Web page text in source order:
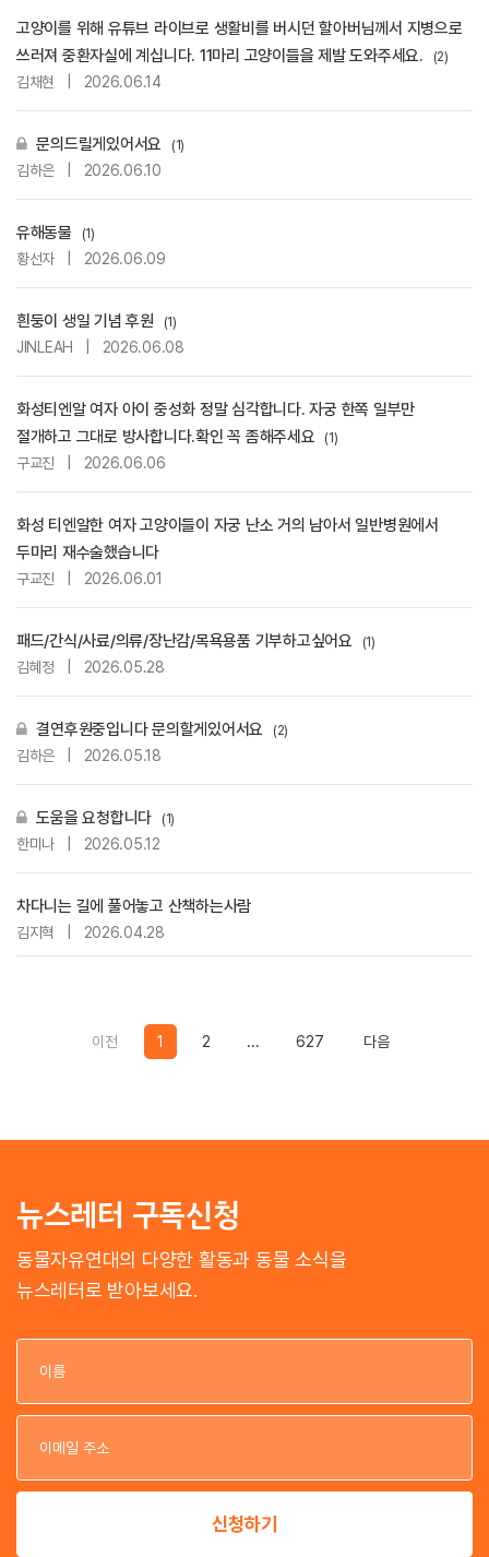
고양이를 위해 유튜브 라이브로 생활비를 버시던 할아버님께서 지병으로
쓰러져 중환자실에 계십니다. 11마리 고양이들을 제발 도와주세요.
(2)
김채현 2026.06.14
문의드릴게있어서요 (1)
김하은 2026.06.10
유해동물 (1)
황선자 2026.06.09
흰둥이 생일 기념 후원 (1)
JINLEAH 2026.06.08
화성티엔알 여자 아이 중성화 정말 심각합니다. 자궁 한쪽 일부만
절개하고 그대로 방사합니다.확인 꼭 좀해주세요
(1)
구교진 2026.06.06
화성 티엔알한 여자 고양이들이 자궁 난소 거의 남아서 일반병원에서
두마리 재수술했습니다
구교진 2026.06.01
패드/간식/사료/의류/장난감/목욕용품 기부하고싶어요 (1)
김혜정 2026.05.28
결연후원중입니다 문의할게있어서요 (2)
김하은 2026.05.18
도움을 요청합니다 (1)
한미나 2026.05.12
차다니는 길에 풀어놓고 산책하는사람
김지혁 2026.04.28
이전Previous
1 2 ... 627 다음Previous
뉴스레터 구독신청
동물자유연대의 다양한 활동과 동물 소식을
뉴스레터로 받아보세요.
이
이
신청하기